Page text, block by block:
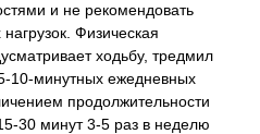
и не рекомендовать
Физическая
ходьбу, тредмил
10-минутных ежедневных
продолжительности
30 минут 3-5 раз в неделю